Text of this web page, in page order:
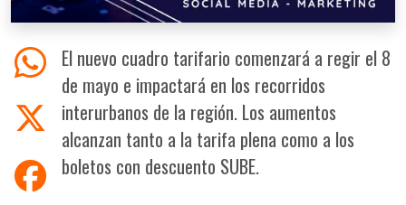
El nuevo cuadro tarifario comenzará a regir el 8
de mayo e impactará en los recorridos
interurbanos de la región. Los aumentos
alcanzan tanto a la tarifa plena como a los
boletos con descuento SUBE.